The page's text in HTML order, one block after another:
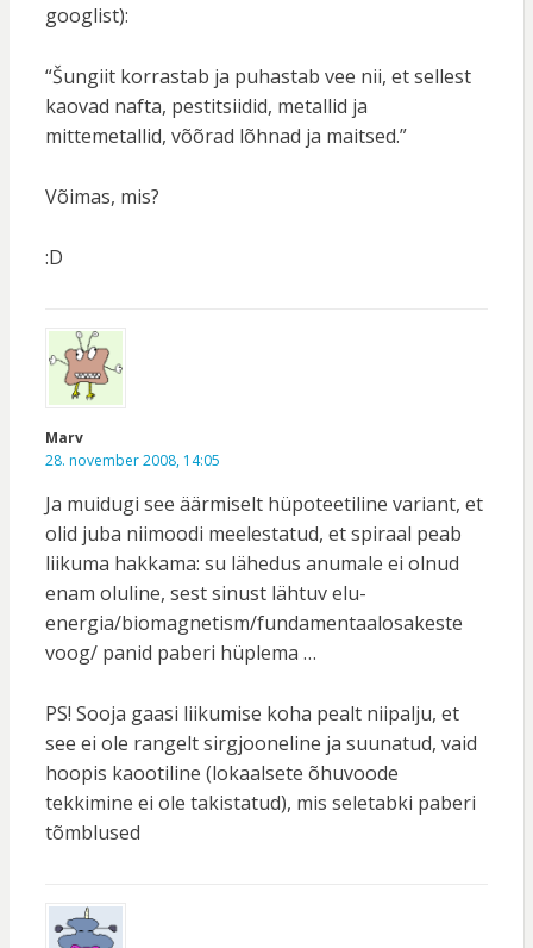
googlist):
“Šungiit korrastab ja puhastab vee nii, et sellest
kaovad nafta, pestitsiidid, metallid ja
mittemetallid, võõrad lõhnad ja maitsed.”
Võimas, mis?
:D
Marv
28. november 2008, 14:05
Ja muidugi see äärmiselt hüpoteetiline variant, et
olid juba niimoodi meelestatud, et spiraal peab
liikuma hakkama: su lähedus anumale ei olnud
enam oluline, sest sinust lähtuv elu-
energia/biomagnetism/fundamentaalosakeste
voog/ panid paberi hüplema …
PS! Sooja gaasi liikumise koha pealt niipalju, et
see ei ole rangelt sirgjooneline ja suunatud, vaid
hoopis kaootiline (lokaalsete õhuvoode
tekkimine ei ole takistatud), mis seletabki paberi
tõmblused